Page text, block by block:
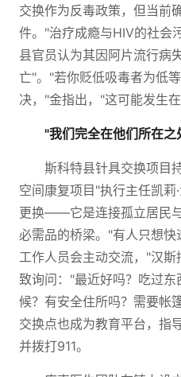
交换作为反毒政策，但当前
件。"治疗成瘾与HIV的社会
县官员认为其因阿片流行病
亡"。"若你贬低吸毒者为低
决，"金指出，"这可能发生
"我们完全在他们所在之
斯科特县针具交换项目
空间康复项目"执行主任凯莉
更换——它是连接孤立居民
必需品的桥梁。"有人只想
工作人员会主动交流，"汉
致询问："最近好吗？吃过
候？有安全住所吗？需要帐
交换点也成为教育平台，指
并拨打911。